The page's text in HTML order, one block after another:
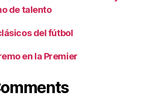
de talento
del fútbol
en la Premier